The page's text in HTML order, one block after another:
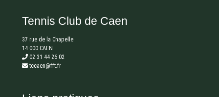
Tennis Club de Caen
37 rue de la Chapelle
14 000 CAEN
02 31 44 26 02
tccaen@fft.fr